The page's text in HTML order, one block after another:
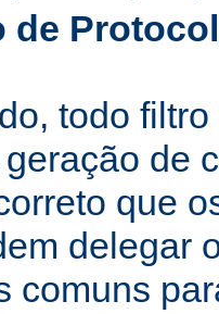
de
todo
de
que
delegar
comuns